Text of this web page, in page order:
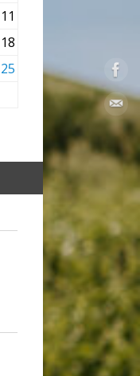
11
18
25